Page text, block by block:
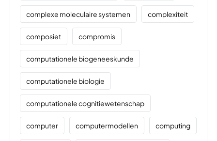
complexe moleculaire systemen complexiteit
composiet compromis
computationele biogeneeskunde
computationele biologie
computationele cognitiewetenschap
computer computermodellen computing